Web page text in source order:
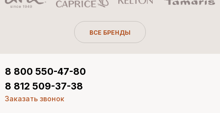
ВСЕ БРЕНДЫ
8 800 550-47-80
8 812 509-37-38
Заказать звонок